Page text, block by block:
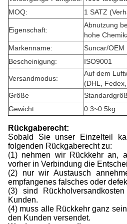
MOQ:
1 SATZ
Eigenschaft:
Abnutzung
hohe
Markenname:
Suncar/OEM
Bescheinigung:
ISO9001
Versandmodus:
Auf dem
(DHL,
Größe
Gewicht
0.3~0.5kg
Rückgaberecht:
Sobald Sie unser Einzelteil
folgenden Rückgaberecht zu:
(1) nehmen wir Rückkehr an,
vorher in Verbindung die
(2) nur wir Austausch
empfangenes falsches oder
(3) sind
Kunden.
(4) muss alle Rückkehr ganz
den Kunden versendet.